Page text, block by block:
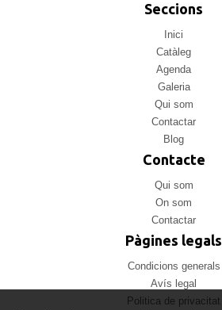
Seccions
Inici
Catàleg
Agenda
Galeria
Qui som
Contactar
Blog
Contacte
Qui som
On som
Contactar
Pàgines legals
Condicions generals
Avís legal
Politica de privacitat